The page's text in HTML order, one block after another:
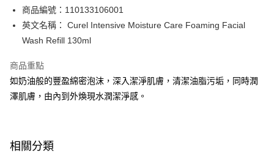
PayMe
WeChat Pay
送貨方式
順豐自助櫃 - 確認發貨後1-3個工作天送達
順豐站及營業點 - 確認發貨後1-3個工作天送達
商品編號：110133106001
英文名稱： Curel Intensive Moisture Care Foaming Facial
Wash Refill 130ml
商品重點
如奶油般的豐盈綿密泡沫，深入潔淨肌膚，清潔油脂污垢，同時潤
澤肌膚，由內到外煥現水潤潔淨感。
相關分類